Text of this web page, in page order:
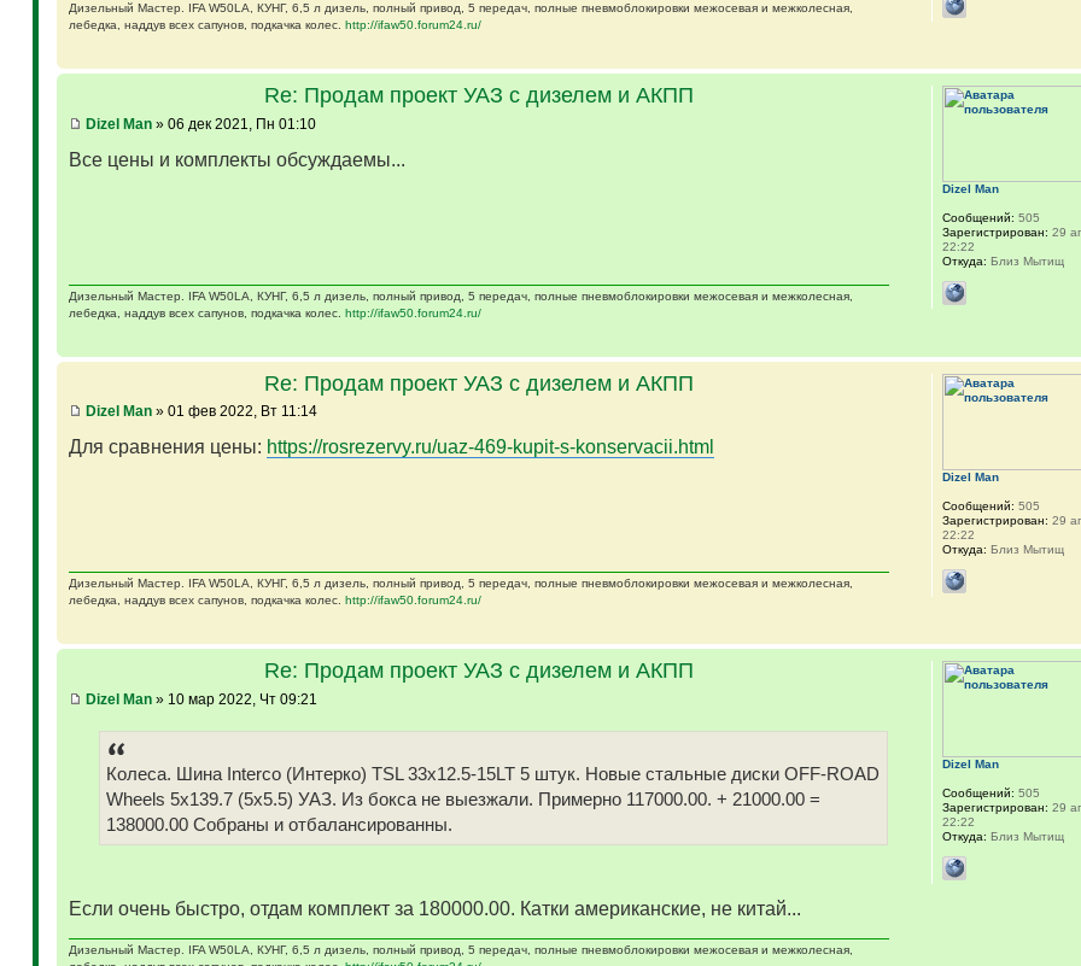
Дизельный Мастер. IFA W50LA, КУНГ, 6,5 л дизель, полный привод, 5 передач, полные пневмоблокировки межосевая и межколесная,
лебедка, наддув всех сапунов, подкачка колес. http://ifaw50.forum24.ru/
Re: Продам проект УАЗ с дизелем и АКПП
Dizel Man» 06 дек 2021, Пн 01:10
Все цены и комплекты обсуждаемы...
Дизельный Мастер. IFA W50LA, КУНГ, 6,5 л дизель, полный привод, 5 передач, полные пневмоблокировки межосевая и межколесная,
лебедка, наддув всех сапунов, подкачка колес. http://ifaw50.forum24.ru/
Dizel Man
Сообщений: 505
Зарегистрирован: 29
22:22
Откуда: Близ Мытищ
Re: Продам проект УАЗ с дизелем и АКПП
Dizel Man» 01 фев 2022, Вт 11:14
Для сравнения цены: https://rosrezervy.ru/uaz-469-kupit-s-konservacii.html
Дизельный Мастер. IFA W50LA, КУНГ, 6,5 л дизель, полный привод, 5 передач, полные пневмоблокировки межосевая и межколесная,
лебедка, наддув всех сапунов, подкачка колес. http://ifaw50.forum24.ru/
Dizel Man
Сообщений: 505
Зарегистрирован: 29
22:22
Откуда: Близ Мытищ
Re: Продам проект УАЗ с дизелем и АКПП
Dizel Man» 10 мар 2022, Чт 09:21
Колеса. Шина Interco (Интерко) TSL 33x12.5-15LT 5 штук. Новые стальные диски OFF-ROAD
Wheels 5x139.7 (5x5.5) УАЗ. Из бокса не выезжали. Примерно 117000.00. + 21000.00 =
138000.00 Собраны и отбалансированны.
Если очень быстро, отдам комплект за 180000.00. Катки американские, не китай...
Дизельный Мастер. IFA W50LA, КУНГ, 6,5 л дизель, полный привод, 5 передач, полные пневмоблокировки межосевая и межколесная,
Dizel Man
Сообщений: 505
Зарегистрирован: 29
22:22
Откуда: Близ Мытищ